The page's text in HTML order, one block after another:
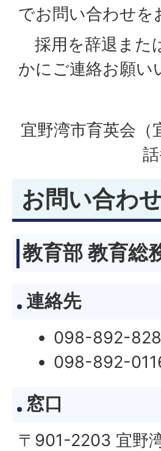
でお問い合わせを
採用を辞退また
かにご連絡お願い
宜野湾市育英会（
お問い合わ
教育部 教育総
連絡先
098-892-
098-892-
窓口
〒901-2203 宜野